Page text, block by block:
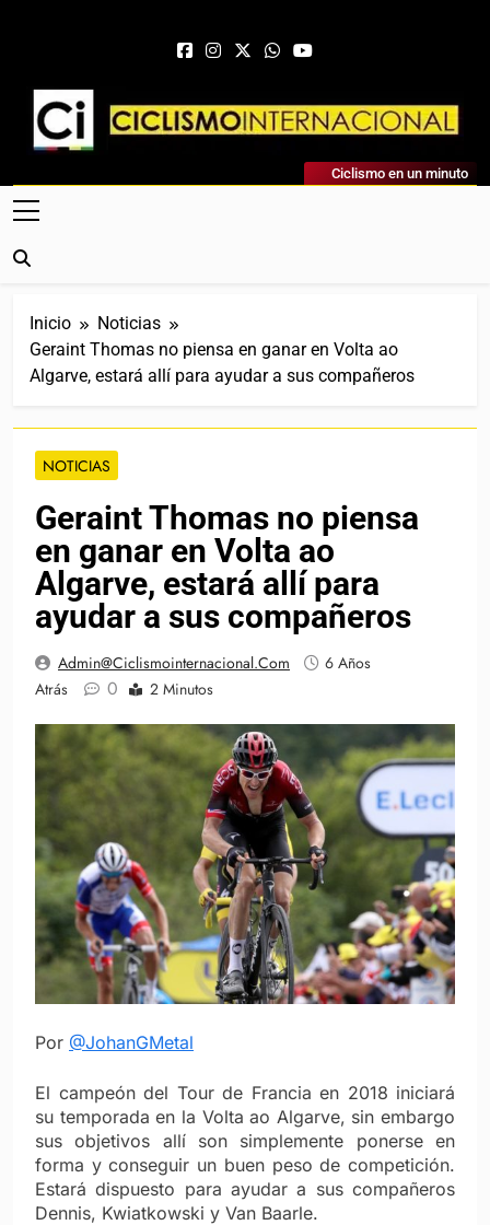
Ciclismo Internacional
Web Dedicada Al Ciclismo Mundial. Entrevistas, Análisis,
Crónicas, Previas Y Más. La Web Ciclista De Referencia.
Ciclismo en un minuto
Inicio
Noticias
Geraint Thomas no piensa en ganar en Volta ao
Algarve, estará allí para ayudar a sus compañeros
NOTICIAS
Geraint Thomas no piensa
en ganar en Volta ao
Algarve, estará allí para
ayudar a sus compañeros
Admin@ciclismointernacional.com
6 Años
Atrás
0 2 Minutos
Por @JohanGMetal
El campeón del Tour de Francia en 2018 iniciará
su temporada en la Volta ao Algarve, sin embargo
sus objetivos allí son simplemente ponerse en
forma y conseguir un buen peso de competición.
Estará dispuesto para ayudar a sus compañeros
Dennis, Kwiatkowski y Van Baarle.